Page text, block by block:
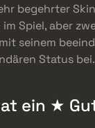
begehrter
Spiel, aber
seinem
Status bei.
ein ★